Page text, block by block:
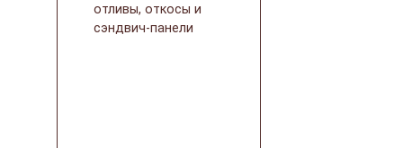
отливы, откосы и
сэндвич-панели